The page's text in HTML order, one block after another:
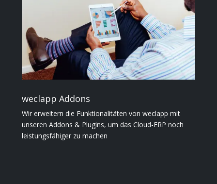
weclapp Addons
Wir erweitern die Funktionalitäten von weclapp mit
unseren Addons & Plugins, um das Cloud-ERP noch
leistungsfähiger zu machen